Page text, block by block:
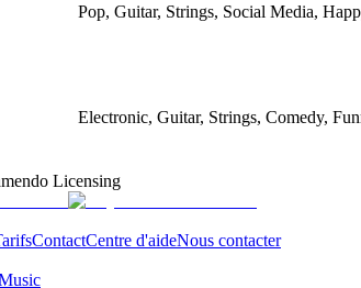
Pop, Guitar, Strings, Social Media,
Electronic, Guitar, Strings, Comedy,
Licensing
ContactCentre d'aideNous contacter